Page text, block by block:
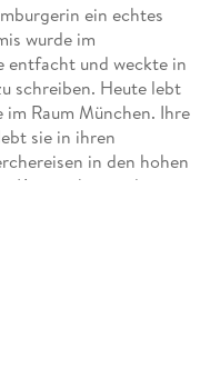
ein echtes
wurde im
entfacht und weckte in
schreiben. Heute lebt
Raum München. Ihre
sie in ihren
in den hohen
Krimireihe um das